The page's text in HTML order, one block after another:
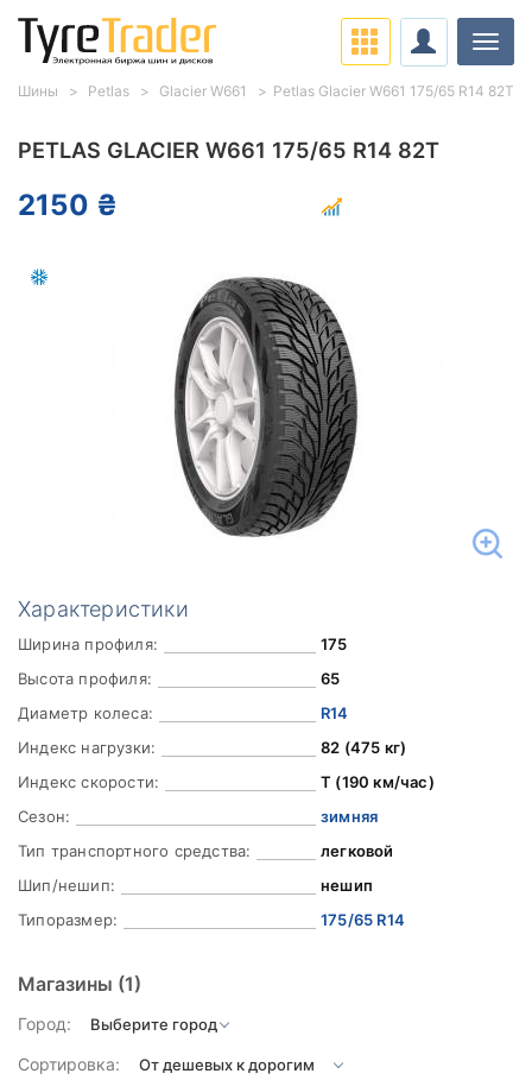
PETLAS GLACIER W661 175/65 R14 82T
2150 ₴
Характеристики
Ширина профиля:
175
Высота профиля:
65
Диаметр колеса:
R14
Индекс нагрузки:
82 (475 кг)
Индекс скорости:
T (190 км/час)
Сезон:
зимняя
Тип транспортного средства:
легковой
Шип/нешип:
нешип
Типоразмер:
175/65 R14
Магазины (1)
Город:
Сортировка:
Шины Petlas Glacier W661 Petlas Glacier W661 175/65 R14 82T